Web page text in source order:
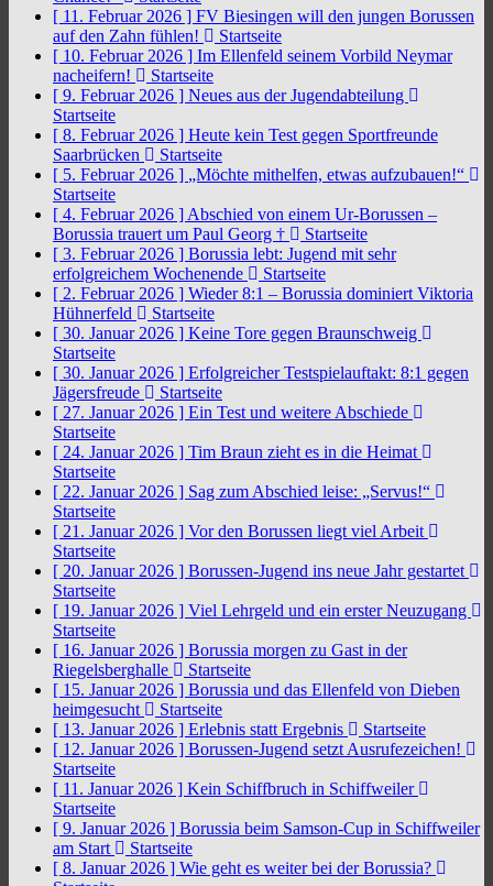
[ 11. Februar 2026 ] FV Biesingen will den jungen Borussen
auf den Zahn fühlen!
Startseite
[ 10. Februar 2026 ] Im Ellenfeld seinem Vorbild Neymar
nacheifern!
Startseite
[ 9. Februar 2026 ] Neues aus der Jugendabteilung
Startseite
[ 8. Februar 2026 ] Heute kein Test gegen Sportfreunde
Saarbrücken
Startseite
[ 5. Februar 2026 ] „Möchte mithelfen, etwas aufzubauen!“
Startseite
[ 4. Februar 2026 ] Abschied von einem Ur-Borussen –
Borussia trauert um Paul Georg †
Startseite
[ 3. Februar 2026 ] Borussia lebt: Jugend mit sehr
erfolgreichem Wochenende
Startseite
[ 2. Februar 2026 ] Wieder 8:1 – Borussia dominiert Viktoria
Hühnerfeld
Startseite
[ 30. Januar 2026 ] Keine Tore gegen Braunschweig
Startseite
[ 30. Januar 2026 ] Erfolgreicher Testspielauftakt: 8:1 gegen
Jägersfreude
Startseite
[ 27. Januar 2026 ] Ein Test und weitere Abschiede
Startseite
[ 24. Januar 2026 ] Tim Braun zieht es in die Heimat
Startseite
[ 22. Januar 2026 ] Sag zum Abschied leise: „Servus!“
Startseite
[ 21. Januar 2026 ] Vor den Borussen liegt viel Arbeit
Startseite
[ 20. Januar 2026 ] Borussen-Jugend ins neue Jahr gestartet
Startseite
[ 19. Januar 2026 ] Viel Lehrgeld und ein erster Neuzugang
Startseite
[ 16. Januar 2026 ] Borussia morgen zu Gast in der
Riegelsberghalle
Startseite
[ 15. Januar 2026 ] Borussia und das Ellenfeld von Dieben
heimgesucht
Startseite
[ 13. Januar 2026 ] Erlebnis statt Ergebnis
Startseite
[ 12. Januar 2026 ] Borussen-Jugend setzt Ausrufezeichen!
Startseite
[ 11. Januar 2026 ] Kein Schiffbruch in Schiffweiler
Startseite
[ 9. Januar 2026 ] Borussia beim Samson-Cup in Schiffweiler
am Start
Startseite
[ 8. Januar 2026 ] Wie geht es weiter bei der Borussia?